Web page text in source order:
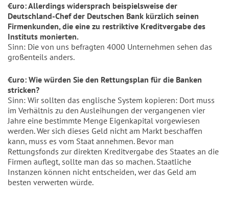
€uro: Allerdings widersprach beispielsweise der
Deutschland-Chef der Deutschen Bank kürzlich seinen
Firmenkunden, die eine zu restriktive Kreditvergabe des
Instituts monierten.
Sinn: Die von uns befragten 4000 Unternehmen sehen das
großenteils anders.
€uro: Wie würden Sie den Rettungsplan für die Banken
stricken?
Sinn: Wir sollten das englische System kopieren: Dort muss
im Verhältnis zu den Ausleihungen der vergangenen vier
Jahre eine bestimmte Menge Eigenkapital vorgewiesen
werden. Wer sich dieses Geld nicht am Markt beschaffen
kann, muss es vom Staat annehmen. Bevor man
Rettungsfonds zur direkten Kreditvergabe des Staates an die
Firmen auflegt, sollte man das so machen. Staatliche
Instanzen können nicht entscheiden, wer das Geld am
besten verwerten würde.